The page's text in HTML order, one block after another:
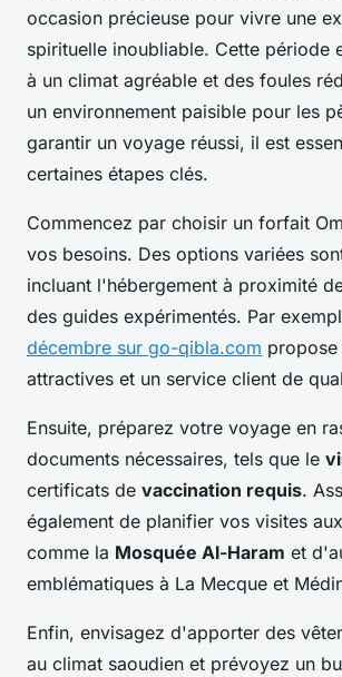
occasion précieuse pour vivre une
spirituelle inoubliable. Cette période
à un climat agréable et des foules
un environnement paisible pour les
garantir un voyage réussi, il est
certaines étapes clés.
Commencez par choisir un forfait
vos besoins. Des options variées
incluant l'hébergement à proximité
des guides expérimentés. Par
décembre sur go-qibla.com
attractives et un service client de
Ensuite, préparez votre voyage en
documents nécessaires, tels que le
certificats de vaccination requis.
également de planifier vos visites
comme la Mosquée Al-Haram et
emblématiques à La Mecque et
Enfin, envisagez d'apporter des
au climat saoudien et prévoyez un